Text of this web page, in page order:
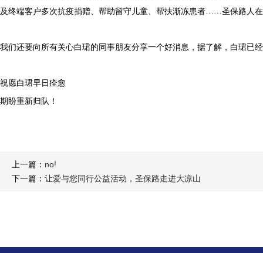
及终端客户多次抗疫捐赠、帮助留守儿童、帮扶渐冻患者……圣保路人
我们还要向所有关心白珺的同事朋友分享一个好消息，据了解，白珺已
祝愿白珺早日痊愈
期盼重新归队！
上一篇： no!
下一篇： 让爱与您同行公益活动，圣保路走进大凉山